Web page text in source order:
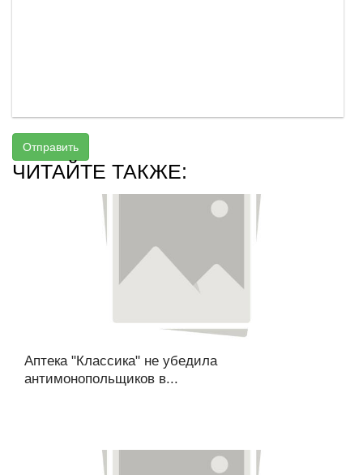
Отправить
ЧИТАЙТЕ ТАКЖЕ:
Аптека "Классика" не убедила
антимонопольщиков в...